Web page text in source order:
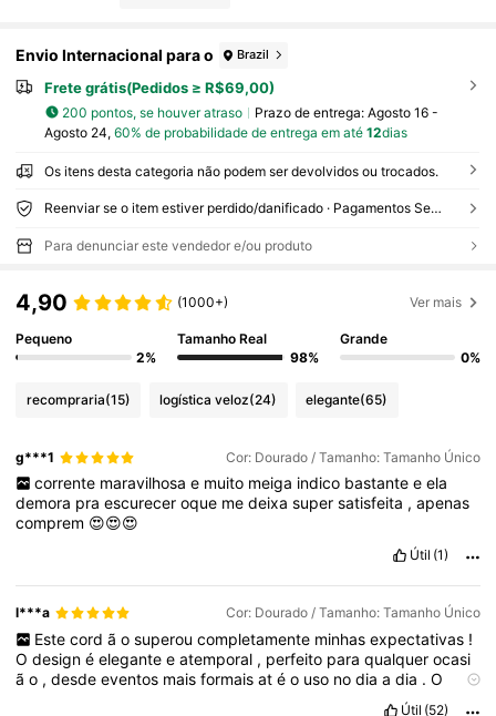
Envio Internacional para o Brazil
Frete grátis(Pedidos ≥ R$69,00)
200 pontos, se houver atraso Prazo de entrega: Agosto 16 -
Agosto 24, 60% de probabilidade de entrega em até 12dias
Os itens desta categoria não podem ser devolvidos ou trocados.
Reenviar se o item estiver perdido/danificado · Pagamentos Seguros · Proteção de privacidade
Para denunciar este vendedor e/ou produto
4,90 (1000+) Ver mais
Pequeno
2%
Tamanho Real
98%
Grande
0%
recompraria(15) logística veloz(24) elegante(65)
g***1 Cor: Dourado / Tamanho: Tamanho Único
corrente maravilhosa e muito meiga indico bastante e ela
demora praescureceroque medeixasupersatisfeita ,apenas
comprem 😍😍😍
Útil (1)
l***a Cor: Dourado / Tamanho: Tamanho Único
Este cord ã o superou completamente minhas expectativas !
Odesignéeleganteeatemporal , perfeito paraqualquerocasi
ão ,desdeeventos maisformaisatéo uso nodiaadia .O
trabalhados
Útil (52)